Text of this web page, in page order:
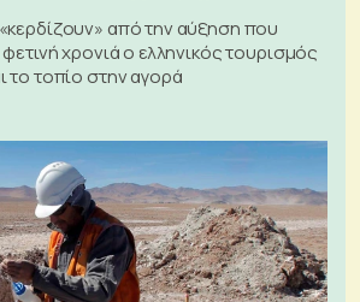
από την αύξηση που
χρονιά ο ελληνικός τουρισμός
το τοπίο στην αγορά